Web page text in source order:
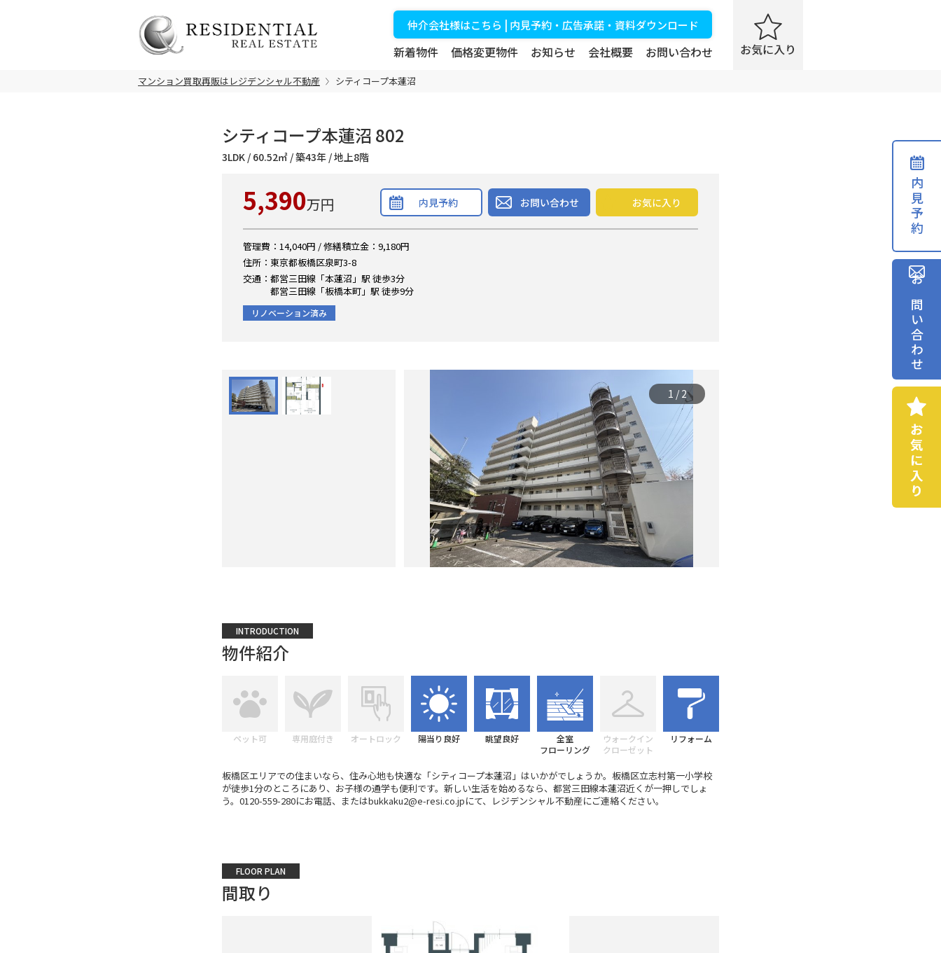
仲介会社様はこちら | 内見予約・広告承諾・資料ダウンロード
新着物件 価格変更物件 お知らせ 会社概要 お問い合わせ
マンション買取再販はレジデンシャル不動産 シティコープ本蓮沼
シティコープ本蓮沼 802
3LDK / 60.52㎡ / 築43年 / 地上8階
5,390万円 内見予約 お問い合わせ お気に入り
管理費：14,040円 / 修繕積立金：9,180円
住所：東京都板橋区泉町3-8
交通：都営三田線「本蓮沼」駅 徒歩3分
都営三田線「板橋本町」駅 徒歩9分
リノベーション済み
1 / 2
INTRODUCTION
物件紹介
ペット可 専用庭付き オートロック 陽当り良好 眺望良好
全室
フローリング
ウォークイン
クローゼット
リフォーム
板橋区エリアでの住まいなら、住み心地も快適な「シティコープ本蓮沼」はいかがでしょうか。板橋区立志村第一小学校
が徒歩1分のところにあり、お子様の通学も便利です。新しい生活を始めるなら、都営三田線本蓮沼近くが一押しでしょ
う。0120-559-280にお電話、またはbukkaku2@e-resi.co.jpにて、レジデンシャル不動産にご連絡ください。
FLOOR PLAN
間取り
内見予約
お問い合わせ